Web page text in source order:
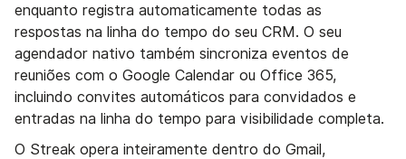
enquanto registra automaticamente todas as
respostas na linha do tempo do seu CRM. O seu
agendador nativo também sincroniza eventos de
reuniões com o Google Calendar ou Office 365,
incluindo convites automáticos para convidados e
entradas na linha do tempo para visibilidade completa.
O Streak opera inteiramente dentro do Gmail,